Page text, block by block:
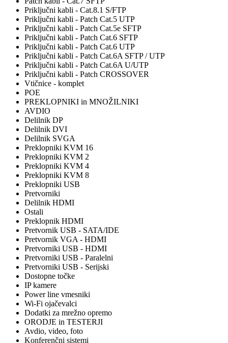
Priključni kabli - Cat.8.1 S/FTP
Priključni kabli - Patch Cat.5 UTP
Priključni kabli - Patch Cat.5e SFTP
Priključni kabli - Patch Cat.6 SFTP
Priključni kabli - Patch Cat.6 UTP
Priključni kabli - Patch Cat.6A SFTP / UTP
Priključni kabli - Patch Cat.6A U/UTP
Priključni kabli - Patch CROSSOVER
Vtičnice - komplet
POE
PREKLOPNIKI in MNOŽILNIKI
AVDIO
Delilnik DP
Delilnik DVI
Delilnik SVGA
Preklopniki KVM 16
Preklopniki KVM 2
Preklopniki KVM 4
Preklopniki KVM 8
Preklopniki USB
Pretvorniki
Delilnik HDMI
Ostali
Preklopnik HDMI
Pretvornik USB - SATA/IDE
Pretvornik VGA - HDMI
Pretvorniki USB - HDMI
Pretvorniki USB - Paralelni
Pretvorniki USB - Serijski
Dostopne točke
IP kamere
Power line vmesniki
Wi-Fi ojačevalci
Dodatki za mrežno opremo
ORODJE in TESTERJI
Avdio, video, foto
Konferenčni sistemi